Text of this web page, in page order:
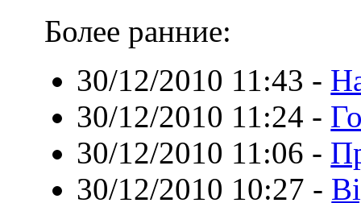
Более ранние:
30/12/2010 11:43 -
30/12/2010 11:24 -
30/12/2010 11:06 -
30/12/2010 10:27 -